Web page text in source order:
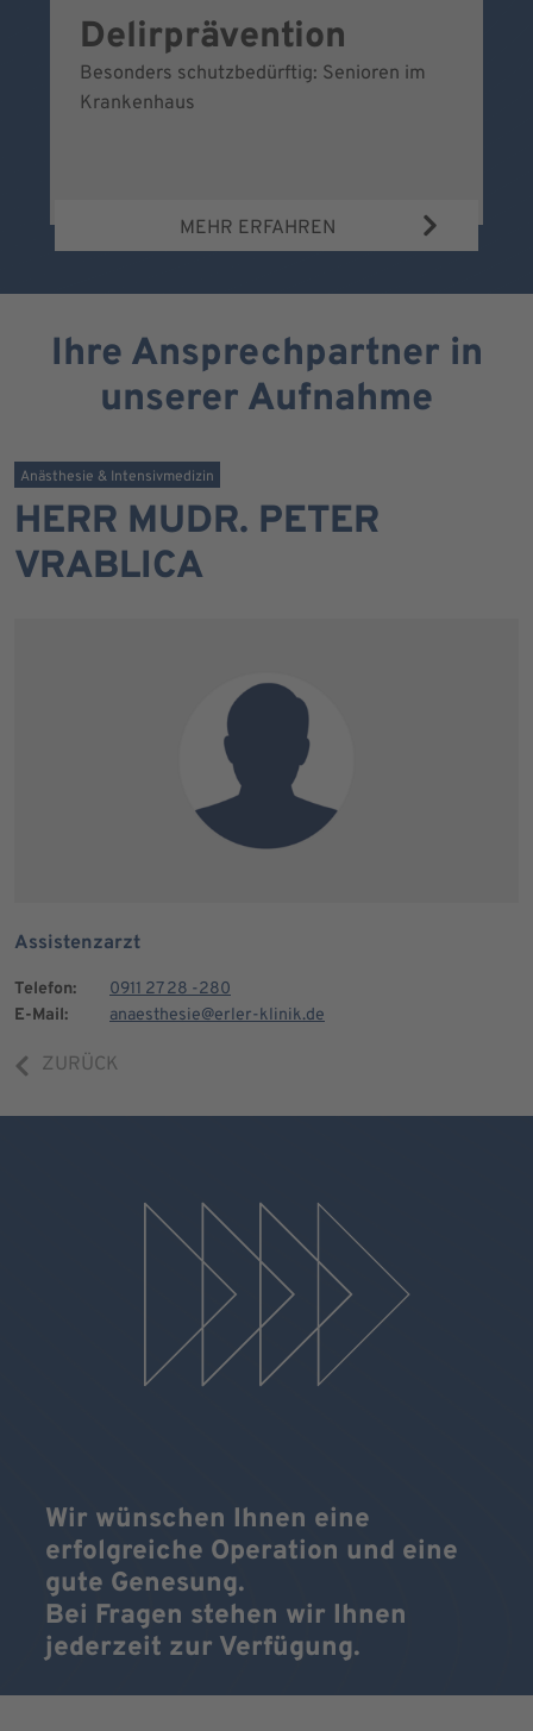
Delirprävention
Besonders schutzbedürftig: Senioren im
Krankenhaus
MEHR ERFAHREN
Ihre Ansprechpartner in
unserer Aufnahme
Anästhesie & Intensivmedizin
HERR MUDR. PETER
VRABLICA
Assistenzarzt
Telefon:
0911 27 28 -280
E-Mail:
anaesthesie@erler-klinik.de
ZURÜCK
Wir wünschen Ihnen eine
erfolgreiche Operation und eine
gute Genesung.
Bei Fragen stehen wir Ihnen
jederzeit zur Verfügung.